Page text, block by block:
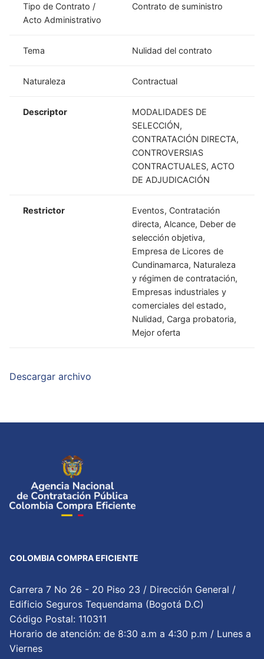
Tipo de Contrato /
Acto Administrativo
Contrato de suministro
Tema Nulidad del contrato
Naturaleza Contractual
Descriptor
MODALIDADES DE
SELECCIÓN,
CONTRATACIÓN DIRECTA,
CONTROVERSIAS
CONTRACTUALES, ACTO
DE ADJUDICACIÓN
Restrictor
Eventos, Contratación
directa, Alcance, Deber de
selección objetiva,
Empresa de Licores de
Cundinamarca, Naturaleza
y régimen de contratación,
Empresas industriales y
comerciales del estado,
Nulidad, Carga probatoria,
Mejor oferta
Descargar archivo
COLOMBIA COMPRA EFICIENTE
Carrera 7 No 26 - 20 Piso 23 / Dirección General /
Edificio Seguros Tequendama (Bogotá D.C)
Código Postal: 110311
Horario de atención: de 8:30 a.m a 4:30 p.m / Lunes a
Viernes